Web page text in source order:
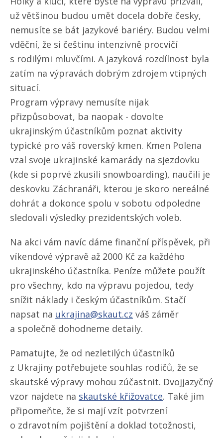
už většinou budou umět docela dobře česky,
nemusíte se bát jazykové bariéry. Budou velmi
vděční, že si češtinu intenzivně procvičí
s rodilými mluvčími. A jazyková rozdílnost byla
zatím na výpravách dobrým zdrojem vtipných
situací.
Program výpravy nemusíte nijak
přizpůsobovat, ba naopak - dovolte
ukrajinským účastníkům poznat aktivity
typické pro váš roverský kmen. Kmen Polena
vzal svoje ukrajinské kamarády na sjezdovku
(kde si poprvé zkusili snowboarding), naučili je
deskovku Záchranáři, kterou je skoro nereálné
dohrát a dokonce spolu v sobotu odpoledne
sledovali výsledky prezidentských voleb.
Na akci vám navíc dáme finanční příspěvek, při
víkendové výpravě až 2000 Kč za každého
ukrajinského účastníka. Peníze můžete použít
pro všechny, kdo na výpravu pojedou, tedy
snížit náklady i českým účastníkům. Stačí
napsat na ukrajina@skaut.cz váš záměr
a společně dohodneme detaily.
Pamatujte, že od nezletilých účastníků
z Ukrajiny potřebujete souhlas rodičů, že se
skautské výpravy mohou zúčastnit. Dvojjazyčný
vzor najdete na skautské křižovatce. Také jim
připomeňte, že si mají vzít potvrzení
o zdravotním pojištění a doklad totožnosti,